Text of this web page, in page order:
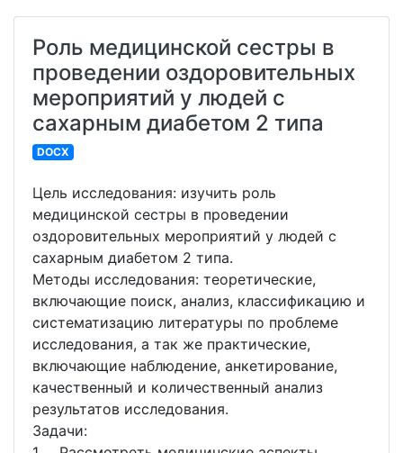
Роль медицинской сестры в
проведении оздоровительных
мероприятий у людей с
сахарным диабетом 2 типа
DOCX
Цель исследования: изучить роль
медицинской сестры в проведении
оздоровительных мероприятий у людей с
сахарным диабетом 2 типа.
Методы исследования: теоретические,
включающие поиск, анализ, классификацию и
систематизацию литературы по проблеме
исследования, а так же практические,
включающие наблюдение, анкетирование,
качественный и количественный анализ
результатов исследования.
Задачи: